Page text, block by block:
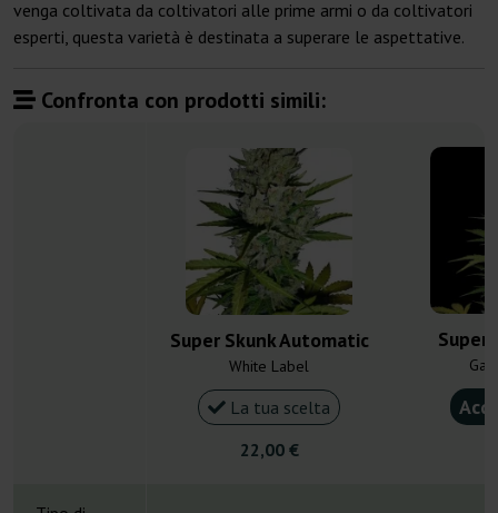
venga coltivata da coltivatori alle prime armi o da coltivatori
esperti, questa varietà è destinata a superare le aspettative.
Confronta con prodotti simili:
Super Skunk Automatic
White Label
La tua scelta
22,00 €
Super